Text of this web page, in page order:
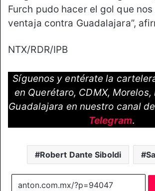
Furch pudo hacer el gol que
ventaja contra Guadalajara”,
NTX/RDR/IPB
Síguenos y entérate la
en Querétaro, CDMX,
Guadalajara en nuestro canal de
Telegram.
Robert Dante Siboldi